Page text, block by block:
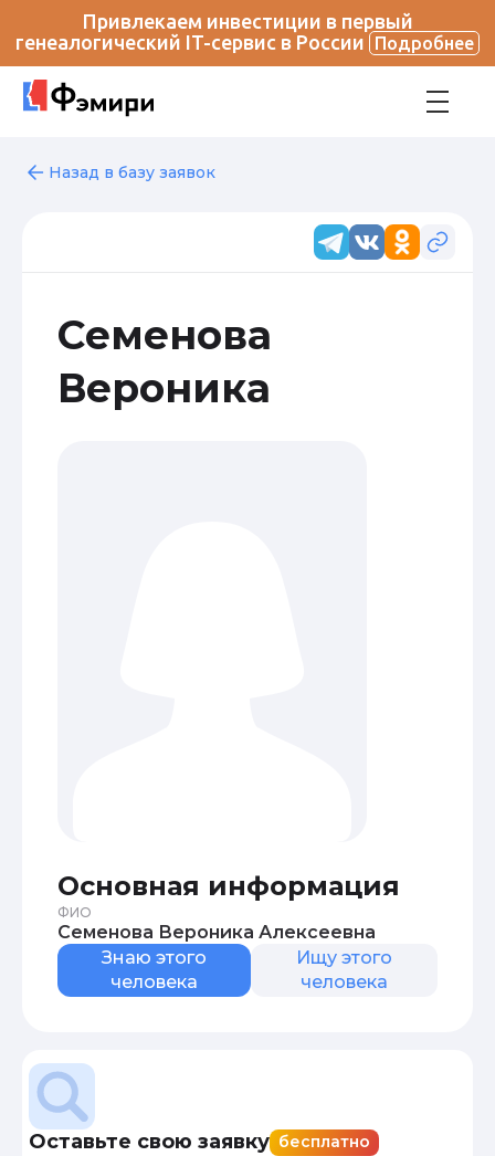
Привлекаем инвестиции в первый
генеалогический IT-сервис в России
Подробнее
Назад в базу заявок
Семенова
Вероника
Основная информация
ФИО
Семенова Вероника Алексеевна
Знаю этого
человека
Ищу этого
человека
Оставьте свою заявку бесплатно